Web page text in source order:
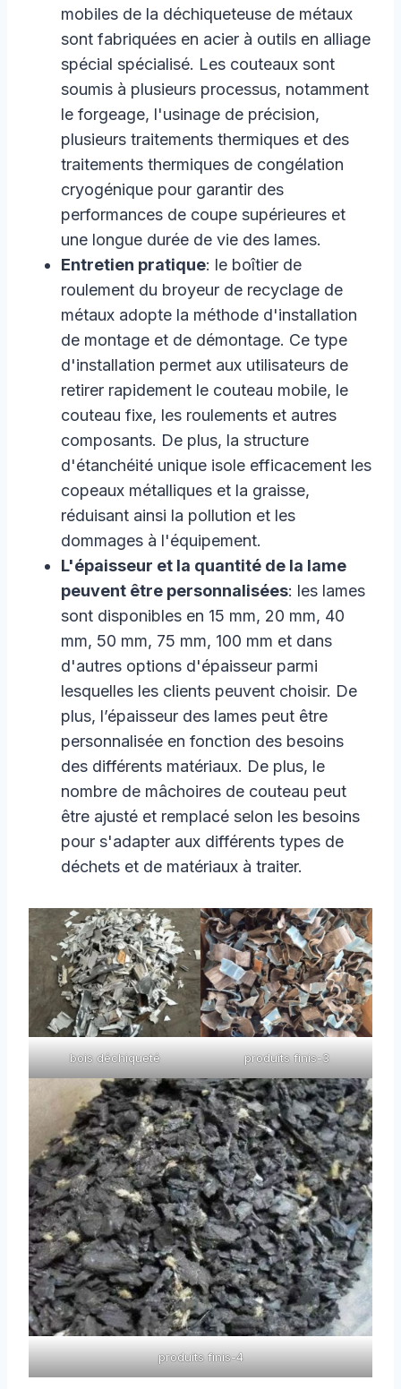
mobiles de la déchiqueteuse de métaux
sont fabriquées en acier à outils en alliage
spécial spécialisé. Les couteaux sont
soumis à plusieurs processus, notamment
le forgeage, l'usinage de précision,
plusieurs traitements thermiques et des
traitements thermiques de congélation
cryogénique pour garantir des
performances de coupe supérieures et
une longue durée de vie des lames.
Entretien pratique: le boîtier de
roulement du broyeur de recyclage de
métaux adopte la méthode d'installation
de montage et de démontage. Ce type
d'installation permet aux utilisateurs de
retirer rapidement le couteau mobile, le
couteau fixe, les roulements et autres
composants. De plus, la structure
d'étanchéité unique isole efficacement les
copeaux métalliques et la graisse,
réduisant ainsi la pollution et les
dommages à l'équipement.
L'épaisseur et la quantité de la lame
peuvent être personnalisées: les lames
sont disponibles en 15 mm, 20 mm, 40
mm, 50 mm, 75 mm, 100 mm et dans
d'autres options d'épaisseur parmi
lesquelles les clients peuvent choisir. De
plus, l’épaisseur des lames peut être
personnalisée en fonction des besoins
des différents matériaux. De plus, le
nombre de mâchoires de couteau peut
être ajusté et remplacé selon les besoins
pour s'adapter aux différents types de
déchets et de matériaux à traiter.
bois déchiqueté produits finis-3
produits finis-4